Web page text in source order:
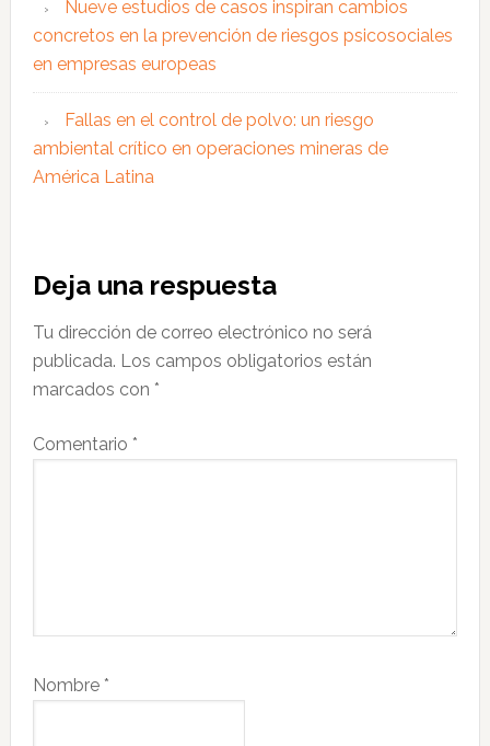
Nueve estudios de casos inspiran cambios
concretos en la prevención de riesgos psicosociales
en empresas europeas
Fallas en el control de polvo: un riesgo
ambiental crítico en operaciones mineras de
América Latina
Interacciones
con
los
lectores
Deja una respuesta
Tu dirección de correo electrónico no será
publicada. Los campos obligatorios están
marcados con *
Comentario *
Nombre *